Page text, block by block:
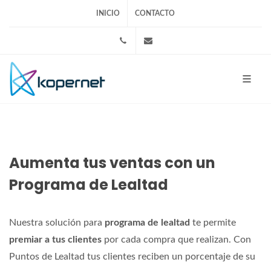
INICIO CONTACTO
+525553172783
Aumenta tus ventas con un
Programa de Lealtad
Nuestra solución para programa de lealtad te permite
premiar a tus clientes por cada compra que realizan. Con
Puntos de Lealtad tus clientes reciben un porcentaje de su